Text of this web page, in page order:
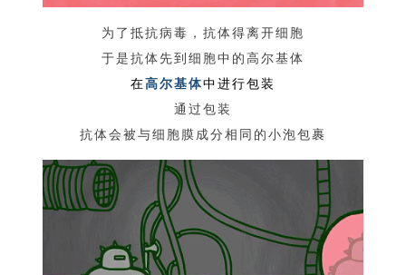
为了抵抗病毒，抗体得离开细胞
于是抗体先到细胞中的高尔基体
在高尔基体中进行包装
通过包装
抗体会被与细胞膜成分相同的小泡包裹